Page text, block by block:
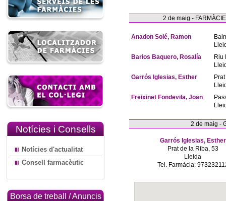
Notícies i Consells
Notícies d'actualitat
Consell farmacèutic
Borsa de treball / Anuncis
2 de maig -
Anadon Solé, Ramon
Barios Baquero, Rosalía
Riu
Garrós Iglesias, Esther
Freixinet Fondevila, Joan
2 de maig -
Garrós Iglesias, Esther
Prat de la Riba, 53
Lleida
Tel. Farmàcia: